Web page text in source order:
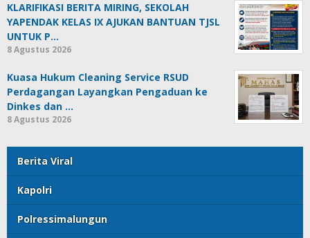
KLARIFIKASI BERITA MIRING, SEKOLAH
YAPENDAK KELAS IX AJUKAN BANTUAN TJSL
UNTUK P…
8 Agustus 2026
Kuasa Hukum Cleaning Service RSUD
Perdagangan Layangkan Pengaduan ke
Dinkes dan …
8 Agustus 2026
Berita Viral
Kapolri
Polressimalungun